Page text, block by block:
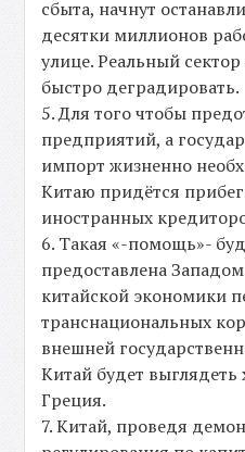
сбыта, начнут
десятки миллионов
улице. Реальный
быстро деградировать.
5. Для того чтобы
предприятий, а
импорт жизненно
Китаю придётся
иностранных
6. Такая «-помощь»-
предоставлена
китайской экономики
транснациональных
внешней
Китай будет
Греция.
7. Китай, проведя